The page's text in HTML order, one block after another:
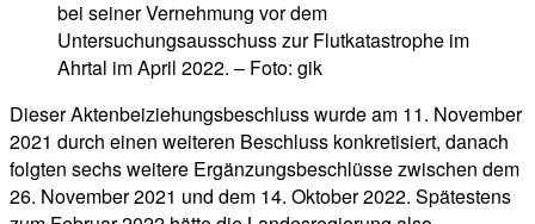
bei seiner Vernehmung vor dem
Untersuchungsausschuss zur Flutkatastrophe im
Ahrtal im April 2022. – Foto: gik
Dieser Aktenbeiziehungsbeschluss wurde am 11. November
2021 durch einen weiteren Beschluss konkretisiert, danach
folgten sechs weitere Ergänzungsbeschlüsse zwischen dem
26. November 2021 und dem 14. Oktober 2022. Spätestens